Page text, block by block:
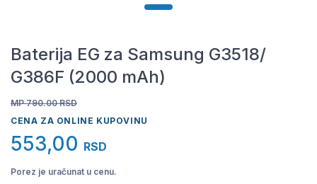
Baterija EG za Samsung G3518/
G386F (2000 mAh)
MP 790.00 RSD
CENA ZA ONLINE KUPOVINU
553,00 RSD
Porez je uračunat u cenu.